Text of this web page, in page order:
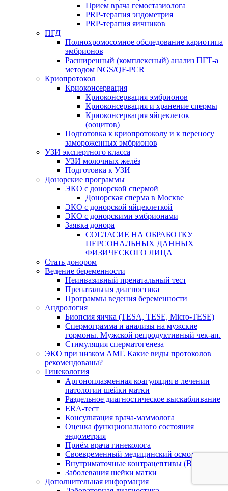
Прием врача гемостазиолога
PRP-терапия эндометрия
PRP-терапия яичников
ПГД
Полнохромосомное обследование кариотипа
эмбрионов
Расширенный (комплексный) анализ ПГТ-а
методом NGS/QF-PCR
Криопротокол
Криоконсервация
Криоконсервация эмбрионов
Криоконсервация и хранение спермы
Криоконсервация яйцеклеток
(ооцитов)
Подготовка к криопротоколу и к переносу
замороженных эмбрионов
УЗИ экспертного класса
УЗИ молочных желёз
Подготовка к УЗИ
Донорские программы
ЭКО с донорской спермой
Донорская сперма в Москве
ЭКО с донорской яйцеклеткой
ЭКО с донорскими эмбрионами
Заявка донора
СОГЛАСИЕ НА ОБРАБОТКУ
ПЕРСОНАЛЬНЫХ ДАННЫХ
ФИЗИЧЕСКОГО ЛИЦА
Стать донором
Ведение беременности
Неинвазивный пренатальный тест
Пренатальная диагностика
Программы ведения беременности
Андрология
Биопсия яичка (TESA, TESE, Micro-TESE)
Спермограмма и анализы на мужские
гормоны. Мужской репродуктивный чек-ап.
Стимуляция сперматогенеза
ЭКО при низком АМГ. Какие виды протоколов
рекомендованы?
Гинекология
Аргоноплазменная коагуляция в лечении
патологии шейки матки
Раздельное диагностическое выскабливание
ERA-тест
Консультация врача-маммолога
Оценка функционального состояния
эндометрия
Приём врача гинеколога
Своевременный медицинский осмотр
Внутриматочные контрацептивы (ВМК)
Заболевания шейки матки
Дополнительная информация